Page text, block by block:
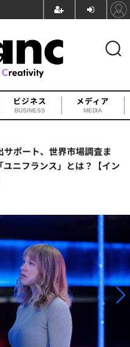
ビジネス
BUSINESS
メディア
MEDIA
ポート、世界市場調査ま
ニフランス」とは？【イン